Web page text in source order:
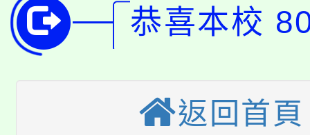
版
公告本校115學年度第
代理(課)教師甄選結果(
「2026金融保險知識
車」活動
桃園市115學年度學生
生本土語及新住民語歌
公告本校115學年度第
恭喜本校
返回首頁